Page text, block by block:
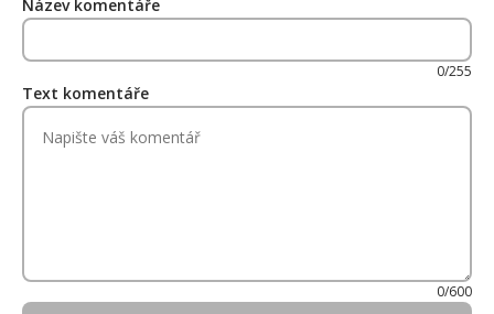
Název komentáře
0/255
Text komentáře
0/600